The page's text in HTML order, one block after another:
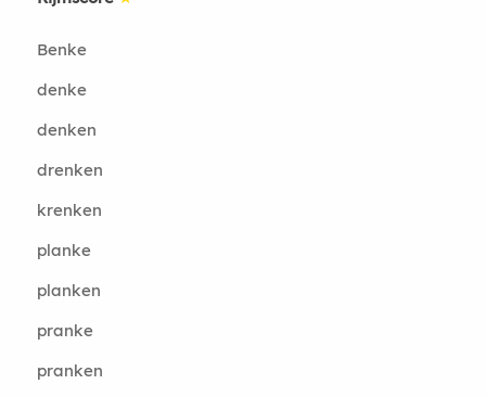
Benke
denke
denken
drenken
krenken
planke
planken
pranke
pranken